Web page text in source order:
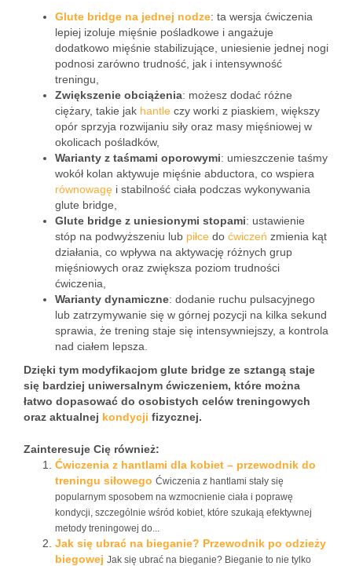
Glute bridge na jednej nodze: ta wersja ćwiczenia
lepiej izoluje mięśnie pośladkowe i angażuje
dodatkowo mięśnie stabilizujące, uniesienie jednej nogi
podnosi zarówno trudność, jak i intensywność
treningu,
Zwiększenie obciążenia: możesz dodać różne
ciężary, takie jak hantle czy worki z piaskiem, większy
opór sprzyja rozwijaniu siły oraz masy mięśniowej w
okolicach pośladków,
Warianty z taśmami oporowymi: umieszczenie taśmy
wokół kolan aktywuje mięśnie abductora, co wspiera
równowagę i stabilność ciała podczas wykonywania
glute bridge,
Glute bridge z uniesionymi stopami: ustawienie
stóp na podwyższeniu lub piłce do ćwiczeń zmienia kąt
działania, co wpływa na aktywację różnych grup
mięśniowych oraz zwiększa poziom trudności
ćwiczenia,
Warianty dynamiczne: dodanie ruchu pulsacyjnego
lub zatrzymywanie się w górnej pozycji na kilka sekund
sprawia, że trening staje się intensywniejszy, a kontrola
nad ciałem lepsza.
Dzięki tym modyfikacjom glute bridge ze sztangą staje
się bardziej uniwersalnym ćwiczeniem, które można
łatwo dopasować do osobistych celów treningowych
oraz aktualnej kondycji fizycznej.
Zainteresuje Cię również:
Ćwiczenia z hantlami dla kobiet – przewodnik do
treningu siłowego Ćwiczenia z hantlami stały się
popularnym sposobem na wzmocnienie ciała i poprawę
kondycji, szczególnie wśród kobiet, które szukają efektywnej
metody treningowej do...
Jak się ubrać na bieganie? Przewodnik po odzieży
biegowej Jak się ubrać na bieganie? Bieganie to nie tylko